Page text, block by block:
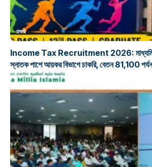
চাকরি
Income Tax Recruitment 2026: মাধ্যমিক,
স্নাতক পাশে আয়কর বিভাগে চাকরি, বেতন 81,100